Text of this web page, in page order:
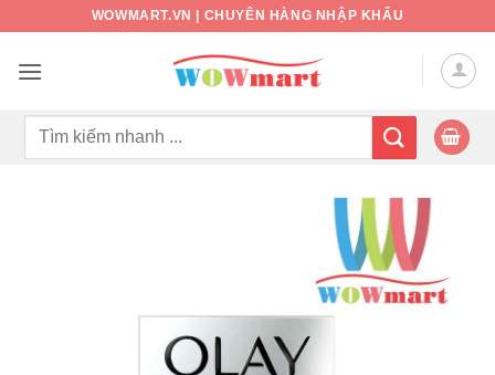
nội
WOWMART.VN | CHUYÊN HÀNG NHẬP KHẨU
Tìm